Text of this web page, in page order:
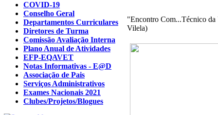
"Encontro Com...Técnico da
Vilela)
COVID-19
Conselho Geral
Departamentos Curriculares
Diretores de Turma
Comissão Avaliação Interna
Plano Anual de Atividades
EFP-EQAVET
Notas Informativas - E@D
Associação de Pais
Serviços Administrativos
Exames Nacionais 2021
Clubes/Projetos/Blogues